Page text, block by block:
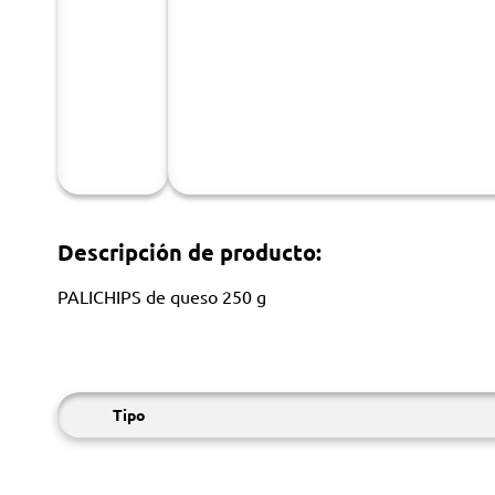
Descripción de producto:
PALICHIPS de queso 250 g
Tipo